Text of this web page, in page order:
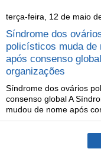
terça-feira, 12 de maio
Síndrome dos
policísticos muda de
após consenso
organizações
Síndrome dos ovários
consenso global A
mudou de nome após